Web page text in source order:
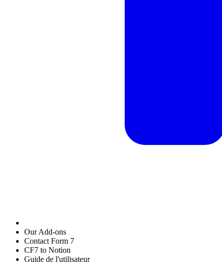
Our Add-ons
Contact Form 7
CF7 to Notion
Guide de l'utilisateur